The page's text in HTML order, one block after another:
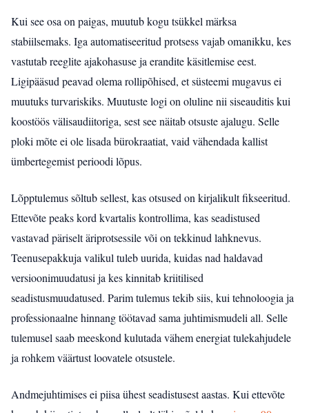
Kui see osa on paigas, muutub kogu tsükkel märksa
stabiilsemaks. Iga automatiseeritud protsess vajab omanikku, kes
vastutab reeglite ajakohasuse ja erandite käsitlemise eest.
Ligipääsud peavad olema rollipõhised, et süsteemi mugavus ei
muutuks turvariskiks. Muutuste logi on oluline nii siseauditis kui
koostöös välisaudiitoriga, sest see näitab otsuste ajalugu. Selle
ploki mõte ei ole lisada bürokraatiat, vaid vähendada kallist
ümbertegemist perioodi lõpus.
Lõpptulemus sõltub sellest, kas otsused on kirjalikult fikseeritud.
Ettevõte peaks kord kvartalis kontrollima, kas seadistused
vastavad päriselt äriprotsessile või on tekkinud lahknevus.
Teenusepakkuja valikul tuleb uurida, kuidas nad haldavad
versioonimuudatusi ja kes kinnitab kriitilised
seadistusmuudatused. Parim tulemus tekib siis, kui tehnoloogia ja
professionaalne hinnang töötavad sama juhtimismudeli all. Selle
tulemusel saab meeskond kulutada vähem energiat tulekahjudele
ja rohkem väärtust loovatele otsustele.
Andmejuhtimises ei piisa ühest seadistusest aastas. Kui ettevõte